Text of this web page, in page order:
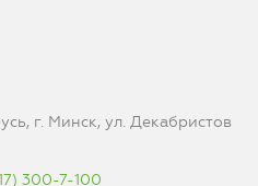
г. Минск, ул. Декабристов
300-7-100